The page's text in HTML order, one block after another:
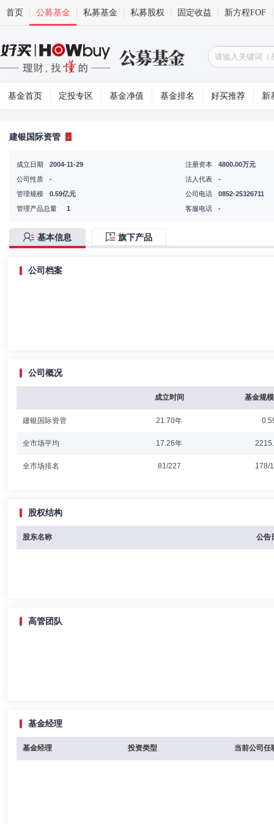
首页 公募基金 私募基金 私募股权 固定收益 新方程FOF
基金首页 定投专区 基金净值 基金排名 好买推荐 新
建银国际资管 -
成立日期
2004-11-29
公司性质
-
注册资本
4800.00万元
法人代表
-
管理规模
0.59亿元
管理产品总量
1
公司电话
0852-25326711
客服电话
-
基本信息 旗下产品
公司档案
公司概况
成立时间 基金规
建银国际资管 21.70年
全市场平均 17.26年
全市场排名 81/227 178/
股权结构
股东名称 公告
高管团队
基金经理
基金经理 投资类型 当前公司任